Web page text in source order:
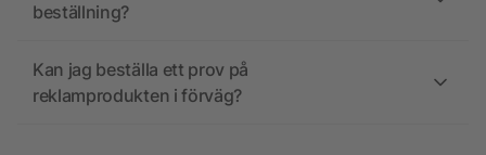
beställning?
Kan jag beställa ett prov på
reklamprodukten i förväg?